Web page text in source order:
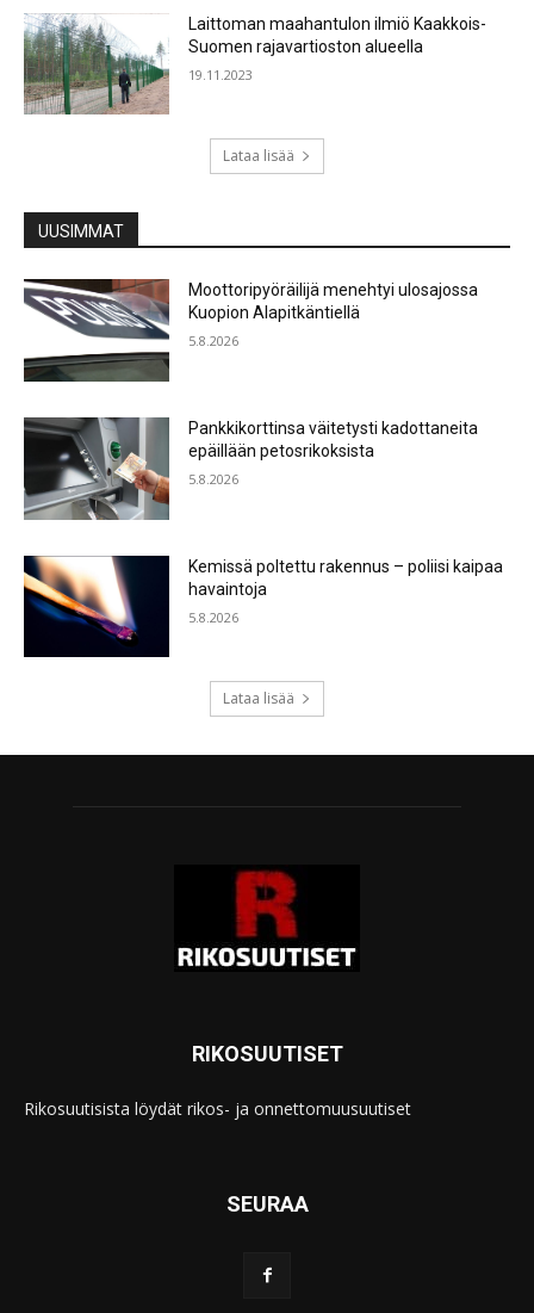
Laittoman maahantulon ilmiö Kaakkois-
Suomen rajavartioston alueella
19.11.2023
Lataa lisää
UUSIMMAT
Moottoripyöräilijä menehtyi ulosajossa
Kuopion Alapitkäntiellä
5.8.2026
Pankkikorttinsa väitetysti kadottaneita
epäillään petosrikoksista
5.8.2026
Kemissä poltettu rakennus – poliisi kaipaa
havaintoja
5.8.2026
Lataa lisää
RIKOSUUTISET
Rikosuutisista löydät rikos- ja onnettomuusuutiset
SEURAA